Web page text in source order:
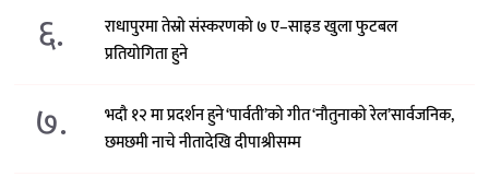
६.
राधापुरमा तेस्रो संस्करणको ७ ए–साइड खुला फुटबल
प्रतियोगिता हुने
७.
भदौ १२ मा प्रदर्शन हुने ‘पार्वती’को गीत ‘नौतुनाको रेल’सार्वजनिक,
छमछमी नाचे नीतादेखि दीपाश्रीसम्म